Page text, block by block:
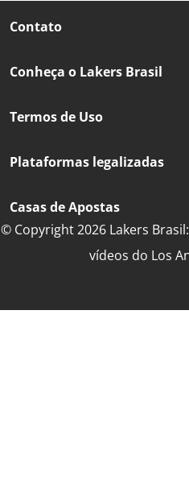
Contato
Conheça o Lakers Brasil
Termos de Uso
Plataformas legalizadas
Casas de Apostas
© Copyright 2026 Lakers
vídeos do Los